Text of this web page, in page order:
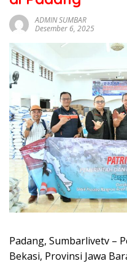
sumbar
tv
live
ADMIN SUMBAR
Desember 6, 2025
Padang, Sumbarlivetv –
Bekasi, Provinsi Jawa